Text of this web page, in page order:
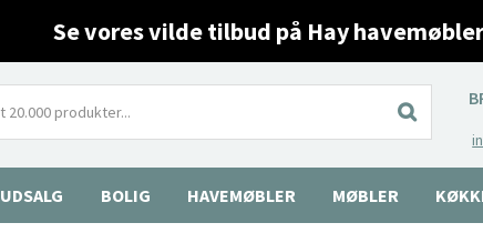
Se vores vilde tilbud på Hay
UDSALG BOLIG HAVEMØBLER MØBLER